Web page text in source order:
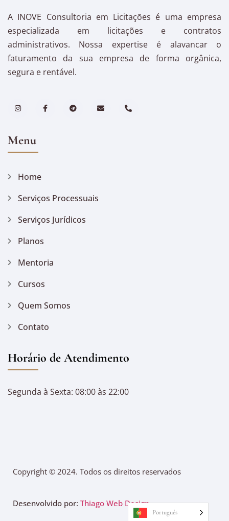
A INOVE Consultoria em Licitações é uma empresa
especializada em licitações e contratos
administrativos. Nossa expertise é alavancar o
faturamento da sua empresa de forma orgânica,
segura e rentável.
Menu
Home
Serviços Processuais
Serviços Jurídicos
Planos
Mentoria
Cursos
Quem Somos
Contato
Horário de Atendimento
Segunda à Sexta: 08:00 às 22:00
Copyright © 2024. Todos os direitos reservados
Desenvolvido por: Thiago Web Design
Português